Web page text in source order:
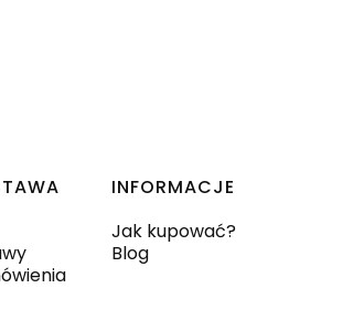
INFORMACJE
Jak kupować?
Blog